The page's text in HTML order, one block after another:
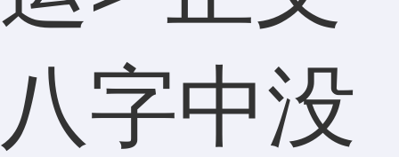
八字中没